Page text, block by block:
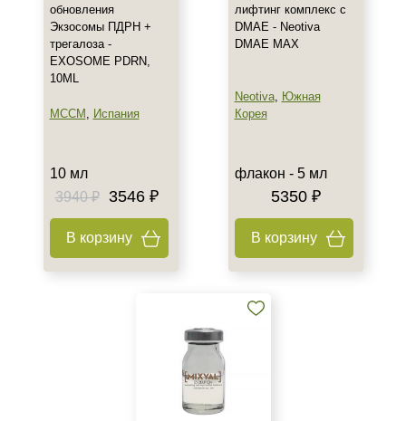
Любой возраст
Любой возраст (от 18 лет)
После 20
Действие
Моделирование
Обновление
Показать еще
обновления
Экзосомы ПДРН +
трегалоза -
EXOSOME PDRN,
10ML
MCCM , Испания
10 мл
3940 ₽
3546 ₽
В корзину
лифтинг комплекс с
DMAE - Neotiva
DMAE MAX
Neotiva, Южная
Корея
флакон - 5 мл
5350 ₽
В корзину